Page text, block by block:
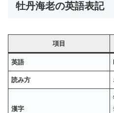
牡丹海老の英語表記
項目
英語
読み方
漢字